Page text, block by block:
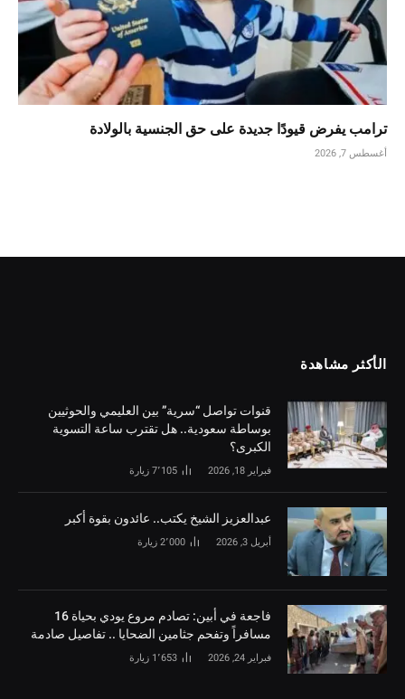
ترامب يفرض قيودًا جديدة على حق الجنسية بالولادة
أغسطس 7, 2026
الأكثر مشاهدة
قنوات تواصل “سرية” بين العليمي والحوثيين
بوساطة سعودية.. هل تقترب ساعة التسوية
الكبرى؟
فبراير 18, 2026 7٬105 زيارة
‏عبدالعزيز الشيخ يكتب.. عائدون بقوة أكبر
أبريل 3, 2026 2٬000 زيارة
فاجعة في أبين: تصادم مروع يودي بحياة 16
مسافراً وتفحم جثامين الضحايا .. تفاصيل صادمة
فبراير 24, 2026 1٬653 زيارة